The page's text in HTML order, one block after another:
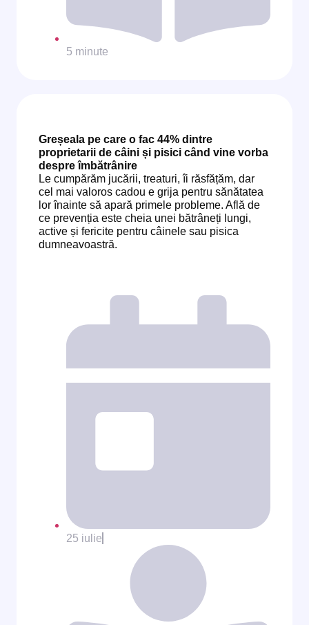
5 minute
Greșeala pe care o fac 44% dintre
proprietarii de câini și pisici când vine vorba
despre îmbătrânire
Le cumpărăm jucării, treaturi, îi răsfățăm, dar
cel mai valoros cadou e grija pentru sănătatea
lor înainte să apară primele probleme. Află de
ce prevenția este cheia unei bătrâneți lungi,
active și fericite pentru câinele sau pisica
dumneavoastră.
25 iulie